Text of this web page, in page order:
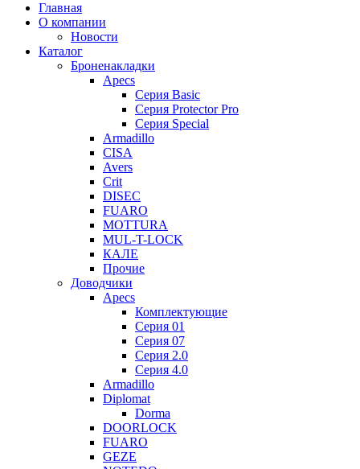
Главная
О компании
Новости
Каталог
Броненакладки
Apecs
Серия Basic
Серия Protector Pro
Серия Special
Armadillo
CISA
Avers
Crit
DISEC
FUARO
MOTTURA
MUL-T-LOCK
КАЛЕ
Прочие
Доводчики
Apecs
Комплектующие
Серия 01
Серия 07
Серия 2.0
Серия 4.0
Armadillo
Diplomat
Dorma
DOORLOCK
FUARO
GEZE